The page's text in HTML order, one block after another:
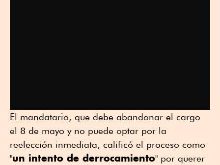
El mandatario, que debe abandonar el cargo
el 8 de mayo y no puede optar por la
reelección inmediata, calificó el proceso como
"un intento de derrocamiento" por querer